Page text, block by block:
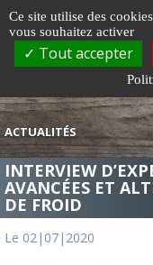
ACTUALITÉS
INTERVIEW
AVANCÉES ET
DE FROID
Le 02|07|2020
Gestion de vos
Ce site utilise des
vous souhaitez activer
Tout accepter